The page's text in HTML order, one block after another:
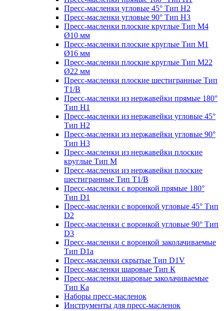
Пресс-масленки угловые 45° Тип H2
Пресс-масленки угловые 90° Тип H3
Пресс-масленки плоские круглые Тип M4
Ø10 мм
Пресс-масленки плоские круглые Тип M1
Ø16 мм
Пресс-масленки плоские круглые Тип M22
Ø22 мм
Пресс-масленки плоские шестигранные Тип
T1/B
Пресс-масленки из нержавейки прямые 180°
Тип H1
Пресс-масленки из нержавейки угловые 45°
Тип H2
Пресс-масленки из нержавейки угловые 90°
Тип H3
Пресс-масленки из нержавейки плоские
круглые Тип M
Пресс-масленки из нержавейки плоские
шестигранные Тип T1/B
Пресс-масленки с воронкой прямые 180°
Тип D1
Пресс-масленки с воронкой угловые 45° Тип
D2
Пресс-масленки с воронкой угловые 90° Тип
D3
Пресс-масленки с воронкой заколачиваемые
Тип D1a
Пресс-масленки скрытые Тип D1V
Пресс-масленки шаровые Тип К
Пресс-масленки шаровые заколачиваемые
Тип Кa
Наборы пресс-масленок
Инструменты для пресс-масленок